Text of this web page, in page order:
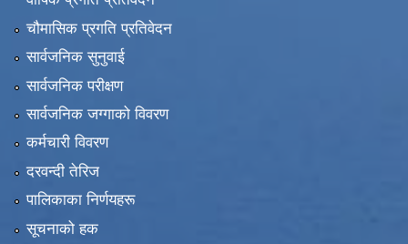
चौमासिक प्रगति प्रतिवेदन
सार्वजनिक सुनुवाई
सार्वजनिक परीक्षण
सार्वजनिक जग्गाको विवरण
कर्मचारी विवरण
दरवन्दी तेरिज
पालिकाका निर्णयहरू
सूचनाको हक